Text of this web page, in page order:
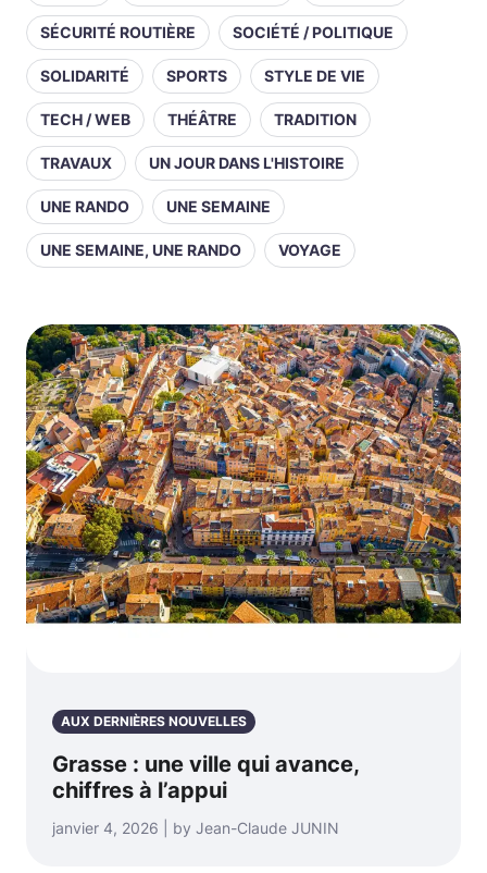
SÉCURITÉ ROUTIÈRE SOCIÉTÉ / POLITIQUE
SOLIDARITÉ SPORTS STYLE DE VIE
TECH / WEB THÉÂTRE TRADITION
TRAVAUX UN JOUR DANS L'HISTOIRE
UNE RANDO UNE SEMAINE
UNE SEMAINE, UNE RANDO VOYAGE
AUX DERNIÈRES NOUVELLES
Grasse : une ville qui avance,
chiffres à l’appui
janvier 4, 2026 | by Jean-Claude JUNIN